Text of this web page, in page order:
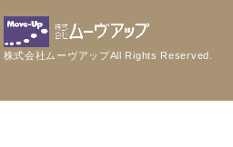
式会社ムーヴアップAll Rights Reserved.